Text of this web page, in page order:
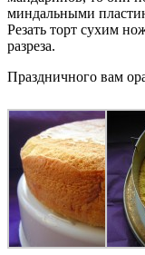
миндальными
Резать торт сухим
разреза.
Праздничного вам